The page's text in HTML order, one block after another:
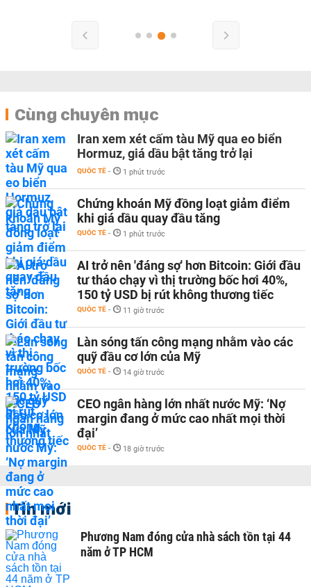
Cùng chuyên mục
Iran xem xét cấm tàu Mỹ qua eo biển
Hormuz, giá dầu bật tăng trở lại
QUỐC TẾ - 1 phút trước
Chứng khoán Mỹ đồng loạt giảm điểm
khi giá dầu quay đầu tăng
QUỐC TẾ - 1 phút trước
AI trở nên 'đáng sợ' hơn Bitcoin: Giới đầu
tư tháo chạy vì thị trường bốc hơi 40%,
150 tỷ USD bị rút không thương tiếc
QUỐC TẾ - 11 giờ trước
Làn sóng tấn công mạng nhằm vào các
quỹ đầu cơ lớn của Mỹ
QUỐC TẾ - 14 giờ trước
CEO ngân hàng lớn nhất nước Mỹ: ‘Nợ
margin đang ở mức cao nhất mọi thời
đại’
QUỐC TẾ - 18 giờ trước
Tin mới
Phương Nam đóng cửa nhà sách tồn tại 44
năm ở TP HCM